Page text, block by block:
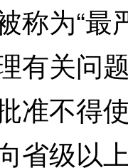
为“最严
有关问
准不得
省级以